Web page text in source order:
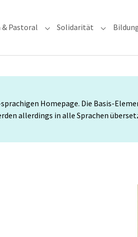
"Erzdiözese"
& Pastoral Submenu for "Glauben &
Solidarität
Homepage. Die Basis-
allerdings in alle Sprachen